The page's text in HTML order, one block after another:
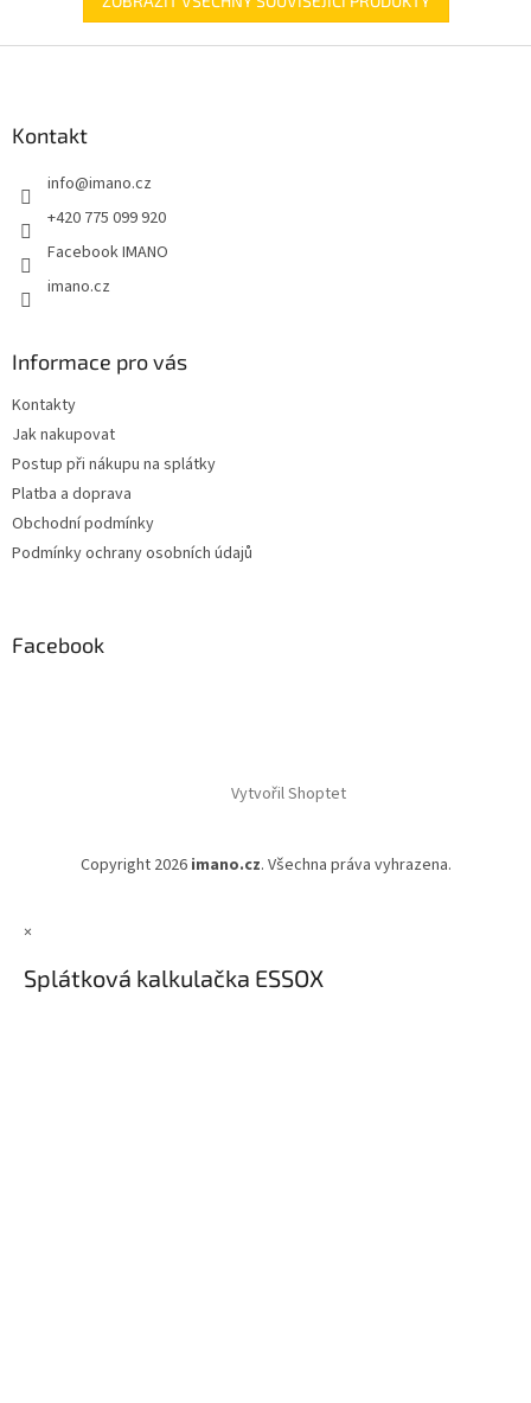
Kontakt
info@imano.cz
+420 775 099 920
Facebook IMANO
imano.cz
Informace pro vás
Kontakty
Jak nakupovat
Postup při nákupu na splátky
Platba a doprava
Obchodní podmínky
Podmínky ochrany osobních údajů
Facebook
Vytvořil Shoptet
Copyright 2026 imano.cz. Všechna práva vyhrazena.
×
Splátková kalkulačka ESSOX